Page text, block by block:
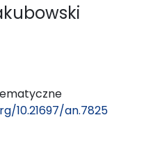
10.21697/an.7825